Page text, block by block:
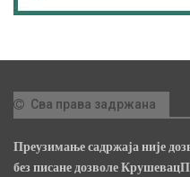
Сва права задржана
Преузимање садржаја није
без писане дозволе